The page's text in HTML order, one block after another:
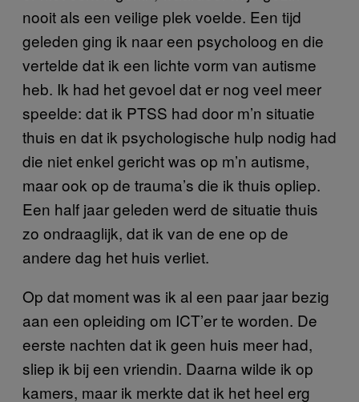
nooit als een veilige plek voelde. Een tijd
geleden ging ik naar een psycholoog en die
vertelde dat ik een lichte vorm van autisme
heb. Ik had het gevoel dat er nog veel meer
speelde: dat ik PTSS had door m’n situatie
thuis en dat ik psychologische hulp nodig had
die niet enkel gericht was op m’n autisme,
maar ook op de trauma’s die ik thuis opliep.
Een half jaar geleden werd de situatie thuis
zo ondraaglijk, dat ik van de ene op de
andere dag het huis verliet.
Op dat moment was ik al een paar jaar bezig
aan een opleiding om ICT’er te worden. De
eerste nachten dat ik geen huis meer had,
sliep ik bij een vriendin. Daarna wilde ik op
kamers, maar ik merkte dat ik het heel erg